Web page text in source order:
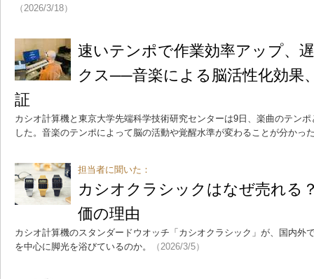
（2026/3/18）
速いテンポで作業効率アップ、
クス──音楽による脳活性化効果
証
カシオ計算機と東京大学先端科学技術研究センターは9日、楽曲のテン
した。音楽のテンポによって脳の活動や覚醒水準が変わることが分かっ
担当者に聞いた：
カシオクラシックはなぜ売れる
価の理由
カシオ計算機のスタンダードウオッチ「カシオクラシック」が、国内外
を中心に脚光を浴びているのか。
（2026/3/5）